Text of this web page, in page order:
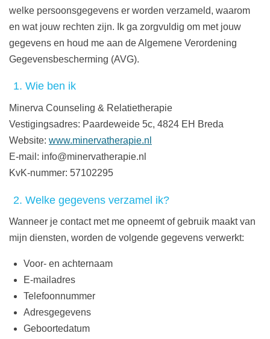
welke persoonsgegevens er worden verzameld, waarom
en wat jouw rechten zijn. Ik ga zorgvuldig om met jouw
gegevens en houd me aan de Algemene Verordening
Gegevensbescherming (AVG).
1. Wie ben ik
Minerva Counseling & Relatietherapie
Vestigingsadres: Paardeweide 5c, 4824 EH Breda
Website: www.minervatherapie.nl
E-mail: info@minervatherapie.nl
KvK-nummer: 57102295
2. Welke gegevens verzamel ik?
Wanneer je contact met me opneemt of gebruik maakt van
mijn diensten, worden de volgende gegevens verwerkt:
Voor- en achternaam
E-mailadres
Telefoonnummer
Adresgegevens
Geboortedatum